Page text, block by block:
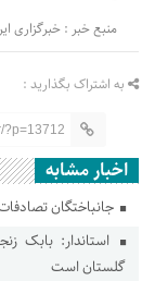
منبع خبر : خبرگزاری
به اشتراک بگذارید :
?p=13712
اخبار مشابه
جانباختگان تصادفات
گلستان است